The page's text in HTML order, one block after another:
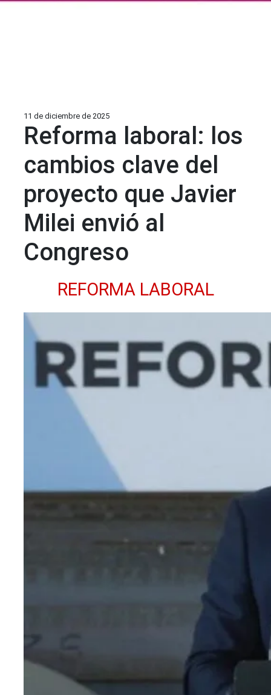
11 de diciembre de 2025
Reforma laboral: los
cambios clave del
proyecto que Javier
Milei envió al
Congreso
REFORMA LABORAL